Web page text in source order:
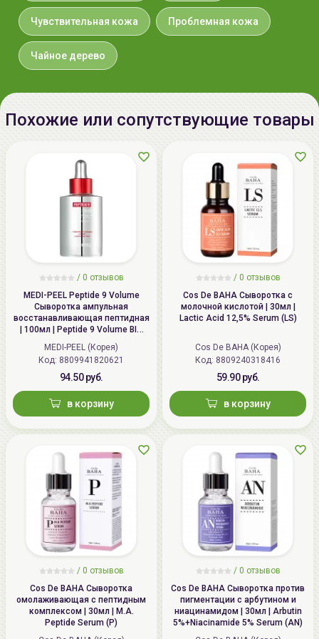
Seoul, Republic of Korea
Импортер в
Беларусь:
group@allcosmetics.by
Чувствительная кожа Проблемная кожа
Чайное дерево
Похожие или сопутствующие товары
/ 0 отзывов
MEDI-PEEL Peptide 9 Volume
Сыворотка ампульная
восстанавливающая пептидная
| 100мл | Peptide 9 Volume BIO
TOX Ampoule Pro
MEDI-PEEL (Корея)
Код: 8809941820621
94.50 руб.
в корзину
/ 0 отзывов
Cos De BAHA Сыворотка с
молочной кислотой | 30мл |
Lactic Acid 12,5% Serum (LS)
Cos De BAHA (Корея)
Код: 8809240318416
59.90 руб.
в корзину
/ 0 отзывов
Cos De BAHA Сыворотка
омолаживающая с пептидным
комплексом | 30мл | M.A.
Peptide Serum (P)
/ 0 отзывов
Cos De BAHA Сыворотка против
пигментации с арбутином и
ниацинамидом | 30мл | Arbutin
5%+Niacinamide 5% Serum (AN)